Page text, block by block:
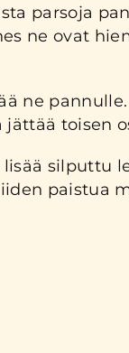
parsoja
ne ovat
ne
toisen
silputtu
paistua